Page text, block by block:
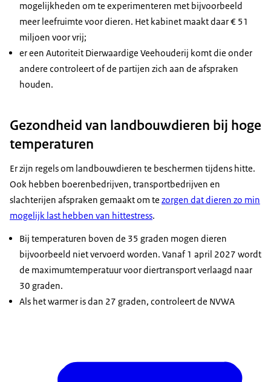
mogelijkheden om te experimenteren met bijvoorbeeld
meer leefruimte voor dieren. Het kabinet maakt daar € 51
miljoen voor vrij;
er een Autoriteit Dierwaardige Veehouderij komt die onder
andere controleert of de partijen zich aan de afspraken
houden.
Gezondheid van landbouwdieren bij hoge
temperaturen
Er zijn regels om landbouwdieren te beschermen tijdens hitte.
Ook hebben boerenbedrijven, transportbedrijven en
slachterijen afspraken gemaakt om te zorgen dat dieren zo min
mogelijk last hebben van hittestress.
Bij temperaturen boven de 35 graden mogen dieren
bijvoorbeeld niet vervoerd worden. Vanaf 1 april 2027 wordt
de maximumtemperatuur voor diertransport verlaagd naar
30 graden.
Als het warmer is dan 27 graden, controleert de NVWA